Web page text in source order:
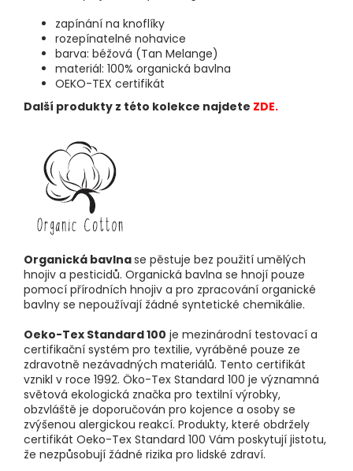
zapínání na knoflíky
rozepínatelné nohavice
barva: béžová (Tan Melange)
materiál: 100% organická bavlna
OEKO-TEX certifikát
Další produkty z této kolekce najdete ZDE.
Organická bavlnase pěstuje bez použití umělých
hnojiv a pesticidů. Organická bavlna se hnojí pouze
pomocí přírodních hnojiv a pro zpracování organické
bavlny se nepoužívají žádné syntetické chemikálie.
Oeko-Tex Standard 100 je mezinárodní testovací a
certifikační systém pro textilie, vyráběné pouze ze
zdravotně nezávadných materiálů. Tento certifikát
vznikl v roce 1992. Öko-Tex Standard 100 je významná
světová ekologická značka pro textilní výrobky,
obzvláště je doporučován pro kojence a osoby se
zvýšenou alergickou reakcí. Produkty, které obdržely
certifikát Oeko-Tex Standard 100 Vám poskytují jistotu,
že nezpůsobují žádné rizika pro lidské zdraví.